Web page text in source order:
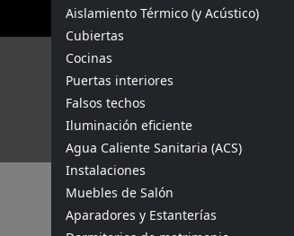
Aislamiento Térmico (y Acústico)
Cubiertas
Cocinas
Puertas interiores
Falsos techos
Iluminación eficiente
Agua Caliente Sanitaria (ACS)
Instalaciones
Muebles de Salón
Aparadores y Estanterías